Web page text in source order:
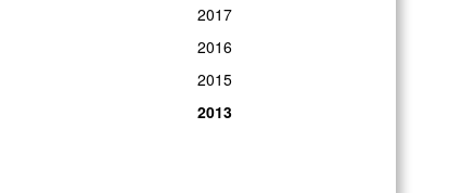
2017
2016
2015
2013